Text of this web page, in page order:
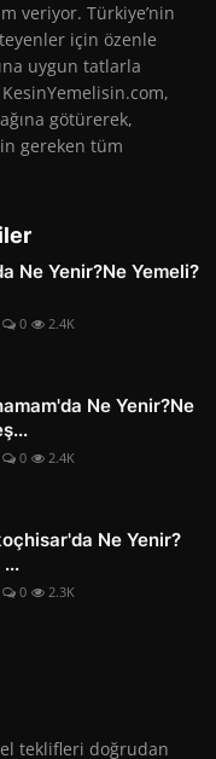
veriyor. Türkiye’nin
için özenle
uygun tatlarla
götürerek,
gereken tüm
Ne Yenir?Ne Yemeli?
0 2.4K
Ne Yenir?Ne
0 2.4K
Ne Yenir?
...
0 2.3K
teklifleri doğrudan